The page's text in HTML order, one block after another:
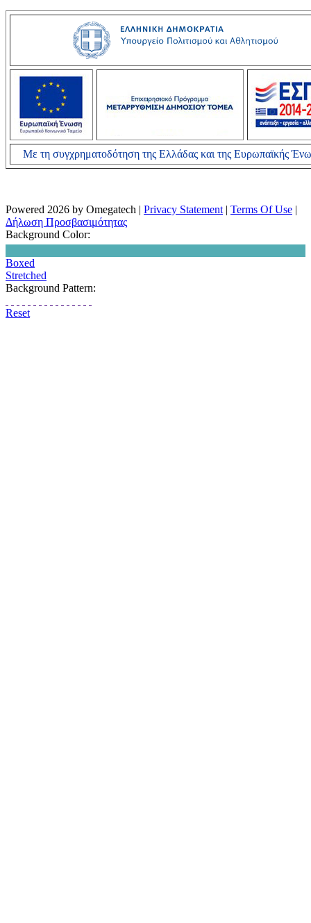
Με τη συγχρηματοδότηση της Ελλάδας και της Ευρωπαϊκής
Powered 2026 by Omegatech | Privacy Statement | Terms Of Use |
Δήλωση Προσβασιμότητας
Background Color:
Boxed
Stretched
Background Pattern:
Reset